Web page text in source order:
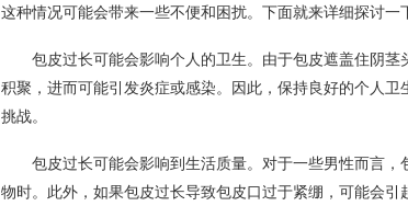
这种情况可能会带来一些不便和困扰。下面就来详细探讨一
包皮过长可能会影响个人的卫生。由于包皮遮盖住阴
积聚，进而可能引发炎症或感染。因此，保持良好的个人
挑战。
包皮过长可能会影响到生活质量。对于一些男性而言
物时。此外，如果包皮过长导致包皮口过于紧绷，可能会